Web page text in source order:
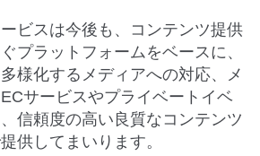
ビスは今後も、コンテンツ提供
プラットフォームをベースに、
様化するメディアへの対応、メ
サービスやプライベートイベ
信頼度の高い良質なコンテンツ
供してまいります。